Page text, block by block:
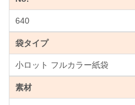
640
袋タイプ
小ロット フルカラー紙袋
素材